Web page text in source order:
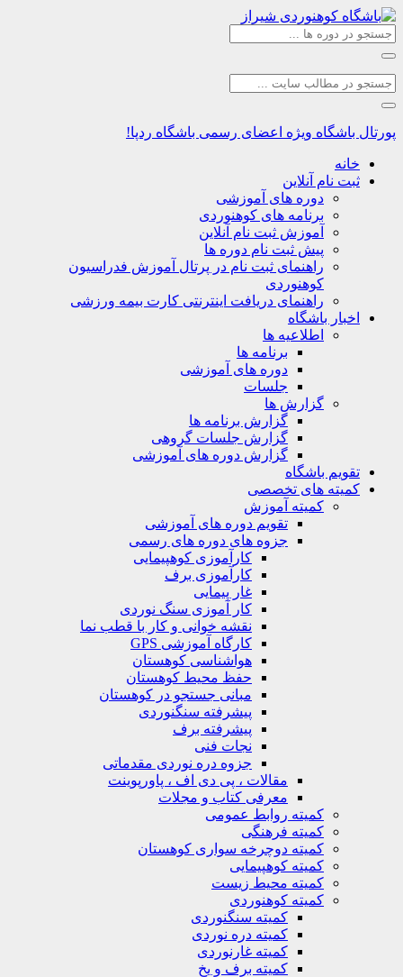
ویژه اعضای رسمی باشگاه ردپا!
نام آنلاین
دوره های آموزشی
برنامه های کوهنوردی
آموزش ثبت نام آنلاین
پیش ثبت نام دوره ها
راهنمای ثبت نام در پرتال آموزش فدراسیون
کوهنوردی
راهنمای دریافت اینترنتی کارت بیمه ورزشی
باشگاه
اطلاعیه ها
برنامه ها
دوره های آموزشی
جلسات
گزارش ها
گزارش برنامه ها
گزارش جلسات گروهی
گزارش دوره های آموزشی
باشگاه
های تخصصی
کمیته آموزش
تقویم دوره های آموزشی
جزوه های دوره های رسمی
کارآموزی کوهپیمایی
کارآموزی برف
غار پیمایی
کار آموزی سنگ نوردی
نقشه خوانی و کار با قطب نما
کارگاه آموزشی GPS
هواشناسی کوهستان
حفظ محیط کوهستان
مبانی جستجو در کوهستان
پیشرفته سنگنوردی
پیشرفته برف
نجات فنی
جزوه دره نوردی مقدماتی
مقالات ، پی دی اف ، پاورپوینت
معرفی کتاب و مجلات
کمیته روابط عمومی
کمیته فرهنگی
کمیته دوچرخه سواری کوهستان
کمیته کوهپیمایی
کمیته محیط زیست
کمیته کوهنوردی
کمیته سنگنوردی
کمیته دره نوردی
کمیته غارنوردی
کمیته برف و یخ